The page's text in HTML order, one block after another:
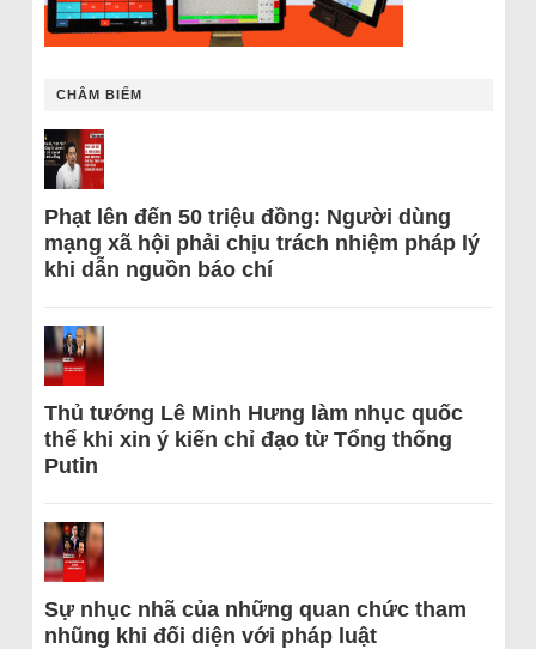
CHÂM BIẾM
Phạt lên đến 50 triệu đồng: Người dùng
mạng xã hội phải chịu trách nhiệm pháp lý
khi dẫn nguồn báo chí
Thủ tướng Lê Minh Hưng làm nhục quốc
thể khi xin ý kiến chỉ đạo từ Tổng thống
Putin
Sự nhục nhã của những quan chức tham
nhũng khi đối diện với pháp luật